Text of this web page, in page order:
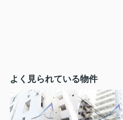
よく見られている物件